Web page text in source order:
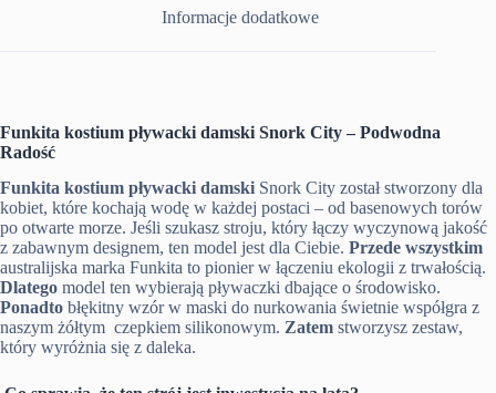
Informacje dodatkowe
Funkita kostium pływacki damski Snork City – Podwodna
Radość
Funkita kostium pływacki damski Snork City został stworzony dla
kobiet, które kochają wodę w każdej postaci – od basenowych torów
po otwarte morze. Jeśli szukasz stroju, który łączy wyczynową jakość
z zabawnym designem, ten model jest dla Ciebie. Przede wszystkim
australijska marka Funkita to pionier w łączeniu ekologii z trwałością.
Dlatego model ten wybierają pływaczki dbające o środowisko.
Ponadto błękitny wzór w maski do nurkowania świetnie współgra z
naszym żółtym czepkiem silikonowym. Zatem stworzysz zestaw,
który wyróżnia się z daleka.